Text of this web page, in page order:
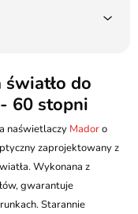
produktów 3m)
światło do
60 stopni
naświetlaczy Madoro
zaprojektowany z
Wykonana z
gwarantuje
Starannie